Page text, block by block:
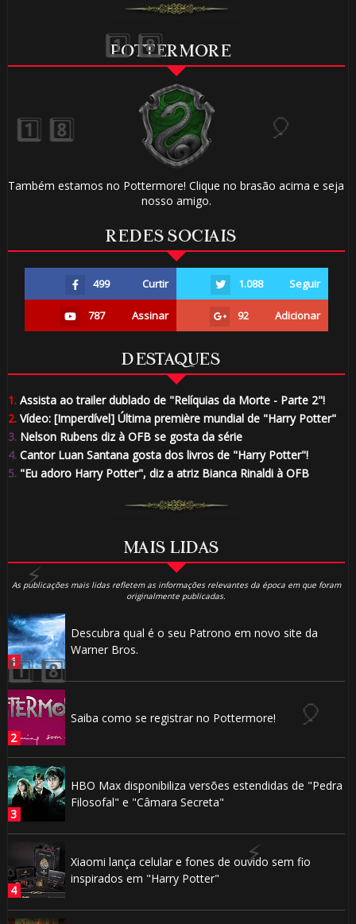
POTTERMORE
Também estamos no Pottermore! Clique no brasão acima e seja
nosso amigo.
REDES SOCIAIS
499 Curtir 1.088 Seguir
787 Assinar 92 Adicionar
DESTAQUES
1.Assista ao trailer dublado de "Relíquias da Morte - Parte 2"!
2.Vídeo: [Imperdível] Última première mundial de "Harry Potter"
3.Nelson Rubens diz à OFB se gosta da série
4.Cantor Luan Santana gosta dos livros de "Harry Potter"!
5."Eu adoro Harry Potter", diz a atriz Bianca Rinaldi à OFB
MAIS LIDAS
As publicações mais lidas refletem as informações relevantes da época em que foram
originalmente publicadas.
Descubra qual é o seu Patrono em novo site da
Warner Bros.
Saiba como se registrar no Pottermore!
HBO Max disponibiliza versões estendidas de "Pedra
Filosofal" e "Câmara Secreta"
Xiaomi lança celular e fones de ouvido sem fio
inspirados em "Harry Potter"
⚡
🎈
1️⃣ 8️⃣
🎂
🎂
⚡
⚡